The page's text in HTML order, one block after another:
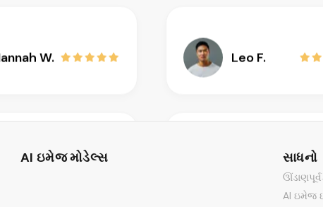
Isabella R. Dinesh M.
AI ઇમેજ મોડેલ્સ સાધનો
AI ઇમેજ